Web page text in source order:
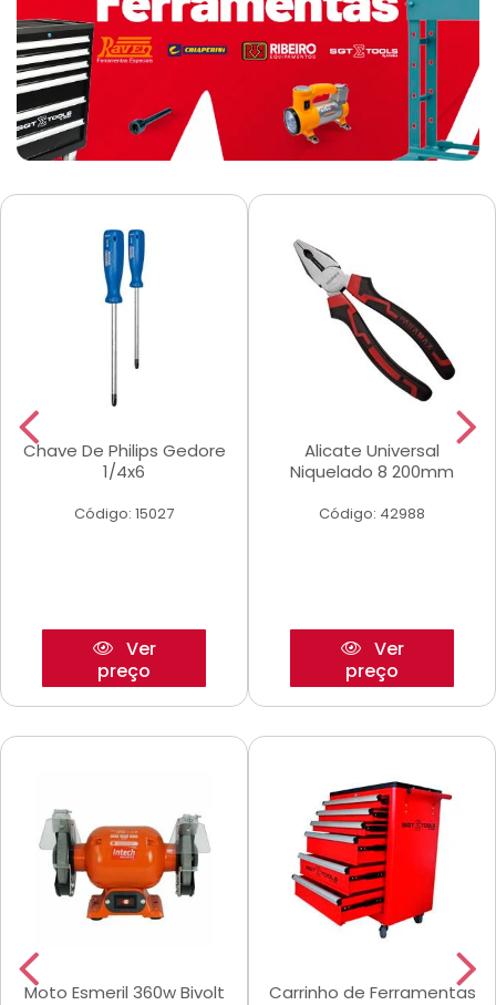
Chave De Philips Gedore
1/4x6
Código: 15027
Ver
preço
Alicate Universal
Niquelado 8 200mm
Código: 42988
Ver
preço
Moto Esmeril 360w Bivolt
Carrinho de Ferramentas